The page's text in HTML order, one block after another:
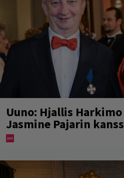
Uuno: Hjallis
Jasmine Pajarin